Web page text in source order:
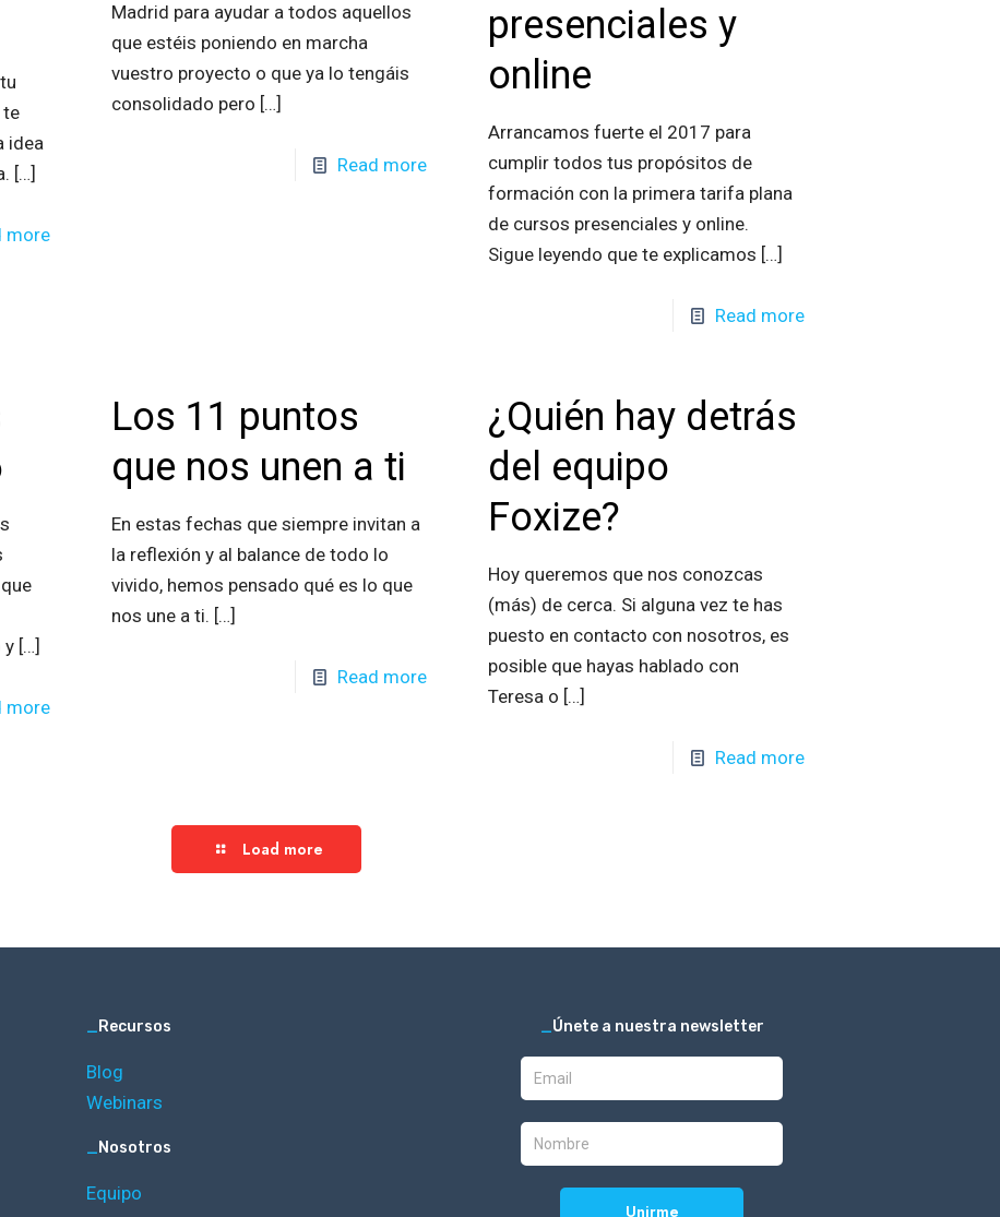
te
idea
[…]
more
Madrid para ayudar a todos aquellos
que estéis poniendo en marcha
vuestro proyecto o que ya lo tengáis
consolidado pero […]
Read more
presenciales y
online
Arrancamos fuerte el 2017 para
cumplir todos tus propósitos de
formación con la primera tarifa plana
de cursos presenciales y online.
Sigue leyendo que te explicamos […]
Read more
y […]
more
Los 11 puntos
que nos unen a ti
En estas fechas que siempre invitan a
la reflexión y al balance de todo lo
vivido, hemos pensado qué es lo que
nos une a ti. […]
Read more
¿Quién hay detrás
del equipo
Foxize?
Hoy queremos que nos conozcas
(más) de cerca. Si alguna vez te has
puesto en contacto con nosotros, es
posible que hayas hablado con
Teresa o […]
Read more
Load more
_Recursos
Blog
Webinars
_Nosotros
Equipo
_Únete a nuestra newsletter